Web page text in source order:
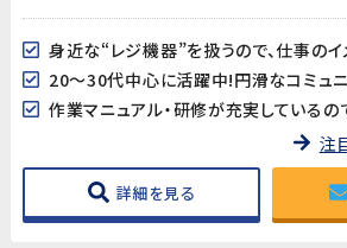
身近な“レジ機器”を扱うので、仕事の
注
詳細を見る